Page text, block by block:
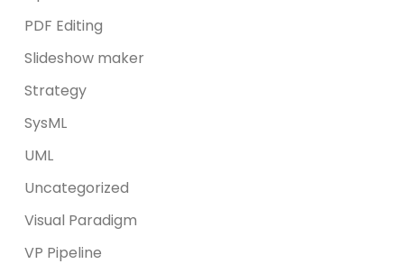
PDF Editing
Slideshow maker
Strategy
SysML
UML
Uncategorized
Visual Paradigm
VP Pipeline